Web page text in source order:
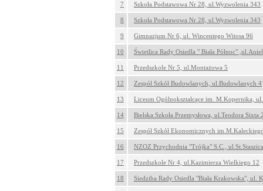
7 Szkoła Podstawowa Nr 28, ul.Wyzwolenia 343
8 Szkoła Podstawowa Nr 28, ul.Wyzwolenia 343
9 Gimnazjum Nr 6, ul. Wincentego Witosa 96
10 Świetlica Rady Osiedla " Biała Północ"
11 Przedszkole Nr 5, ul.Montażowa 5
12 Zespół Szkół Budowlanych, ul.Budowlanych 4
13 Liceum Ogólnokształcące im. M.Kopernika,
14 Bielska Szkoła Przemysłowa, ul.Teodora Sixta
15 Zespół Szkół Ekonomicznych
16 NZOZ Przychodnia "Trójka" S.C.,
17 Przedszkole Nr 4, ul.Kazimierza Wielkiego 12
18 Siedziba Rady Osiedla "Biała Krakowska", ul.